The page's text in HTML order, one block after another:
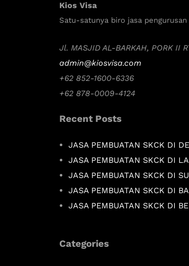
Kios Visa
Satu-satunya biro jasa
Jl. MASJID AL-BARKAH, PORK II
admin@kiosvisa.com
+62 852-1600-6336
+62 878-0009-4124
Recent Posts
JASA PEMBUATAN SKCK DI
JASA PEMBUATAN SKCK DI
JASA PEMBUATAN SKCK DI
JASA PEMBUATAN SKCK DI
JASA PEMBUATAN SKCK DI
Categories